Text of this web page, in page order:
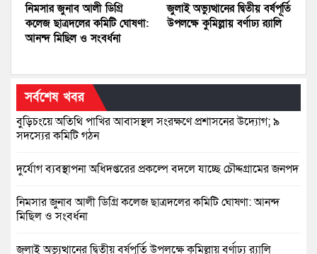
নিমসার জুনাব আলী ডিগ্রি
কলেজ ছাত্রদলের কমিটি ঘোষণা:
আনন্দ মিছিল ও সংবর্ধনা
জুলাই অভ্যুত্থানের দ্বিতীয় বর্ষপূর্তি
উপলক্ষে কুমিল্লায় বর্ণাঢ্য র‍্যালি
সর্বশেষ খবর
বুড়িচংয়ে অতিথি পাখির আবাসস্থল সংরক্ষণে প্রশাসনের উদ্যোগ; ৯
সদস্যের কমিটি গঠন
দুর্যোগ ব্যবস্থাপনা অধিদপ্তরের প্রকল্পে বদলে যাচ্ছে চৌদ্দগ্রামের জনপদ
নিমসার জুনাব আলী ডিগ্রি কলেজ ছাত্রদলের কমিটি ঘোষণা: আনন্দ
মিছিল ও সংবর্ধনা
জুলাই অভ্যুত্থানের দ্বিতীয় বর্ষপূর্তি উপলক্ষে কুমিল্লায় বর্ণাঢ্য র‍্যালি